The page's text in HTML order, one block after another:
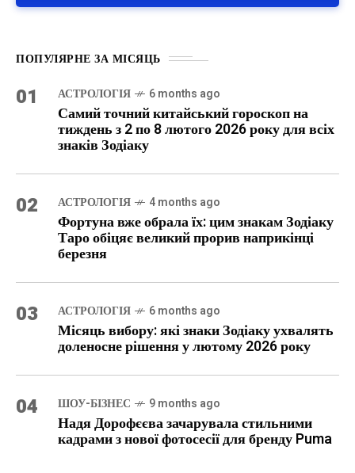
ПОПУЛЯРНЕ ЗА МІСЯЦЬ
01 АСТРОЛОГІЯ 6 months ago
Самий точний китайський гороскоп на
тиждень з 2 по 8 лютого 2026 року для всіх
знаків Зодіаку
02 АСТРОЛОГІЯ 4 months ago
Фортуна вже обрала їх: цим знакам Зодіаку
Таро обіцяє великий прорив наприкінці
березня
03 АСТРОЛОГІЯ 6 months ago
Місяць вибору: які знаки Зодіаку ухвалять
доленосне рішення у лютому 2026 року
04 ШОУ-БІЗНЕС 9 months ago
Надя Дорофєєва зачарувала стильними
кадрами з нової фотосесії для бренду Puma